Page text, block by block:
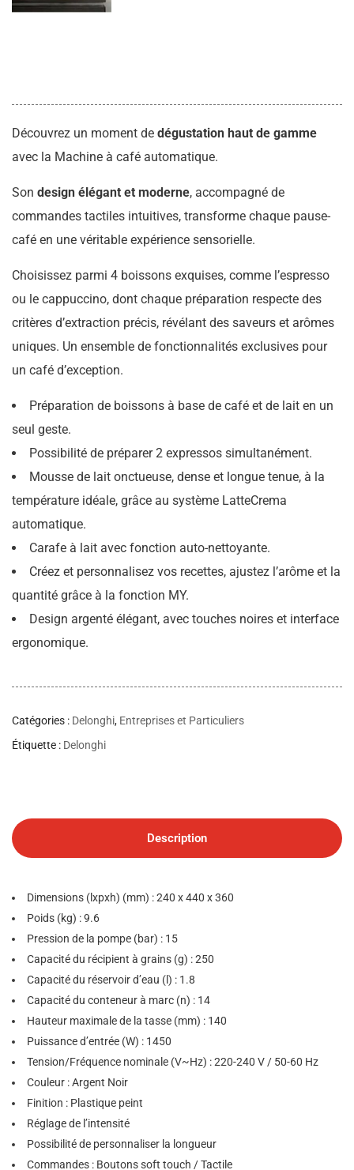
Découvrez un moment de dégustation haut de gamme
avec la Machine à café automatique.
Son design élégant et moderne, accompagné de
commandes tactiles intuitives, transforme chaque pause-
café en une véritable expérience sensorielle.
Choisissez parmi 4 boissons exquises, comme l’espresso
ou le cappuccino, dont chaque préparation respecte des
critères d’extraction précis, révélant des saveurs et arômes
uniques. Un ensemble de fonctionnalités exclusives pour
un café d’exception.
Préparation de boissons à base de café et de lait en un
seul geste.
Possibilité de préparer 2 expressos simultanément.
Mousse de lait onctueuse, dense et longue tenue, à la
température idéale, grâce au système LatteCrema
automatique.
Carafe à lait avec fonction auto-nettoyante.
Créez et personnalisez vos recettes, ajustez l’arôme et la
quantité grâce à la fonction MY.
Design argenté élégant, avec touches noires et interface
ergonomique.
Catégories : Delonghi, Entreprises et Particuliers
Étiquette : Delonghi
Description
Dimensions (lxpxh) (mm) : 240 x 440 x 360
Poids (kg) : 9.6
Pression de la pompe (bar) : 15
Capacité du récipient à grains (g) : 250
Capacité du réservoir d’eau (l) : 1.8
Capacité du conteneur à marc (n) : 14
Hauteur maximale de la tasse (mm) : 140
Puissance d’entrée (W) : 1450
Tension/Fréquence nominale (V~Hz) : 220-240 V / 50-60 Hz
Couleur : Argent Noir
Finition : Plastique peint
Réglage de l’intensité
Possibilité de personnaliser la longueur
Commandes : Boutons soft touch / Tactile